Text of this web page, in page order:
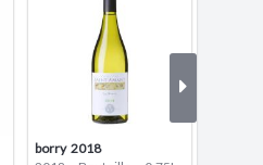
borry 2018